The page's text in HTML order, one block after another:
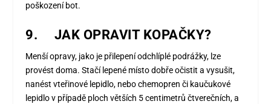
poškození bot.
9. JAK OPRAVIT KOPAČKY?
Menší opravy, jako je přilepení odchlíplé podrážky, lze
provést doma. Stačí lepené místo dobře očistit a vysušit,
nanést vteřinové lepidlo, nebo chemopren či kaučukové
lepidlo v případě ploch větších 5 centimetrů čtverečních, a